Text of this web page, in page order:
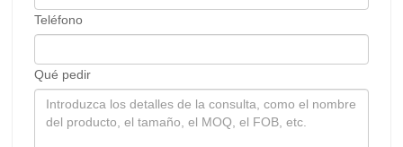
Teléfono
Qué pedir